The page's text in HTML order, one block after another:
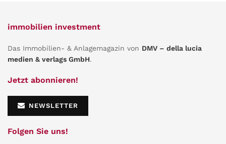
immobilien investment
Das Immobilien- & Anlagemagazin von DMV – della lucia
medien & verlags GmbH.
Jetzt abonnieren!
NEWSLETTER
Folgen Sie uns!